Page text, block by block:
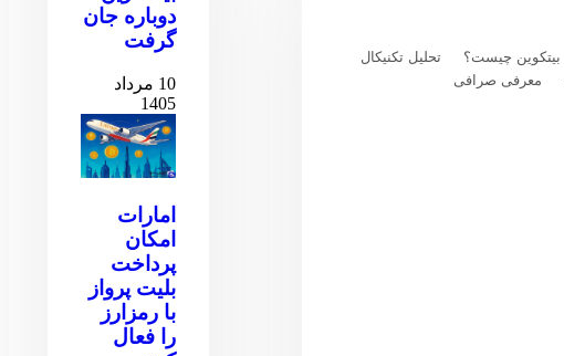
بیتکوین چیست؟
تحلیل تکنیکال
معرفی صرافی
دوباره جان
گرفت
10 مرداد
1405
امارات
امکان
پرداخت
بلیت پرواز
با رمزارز
را فعال